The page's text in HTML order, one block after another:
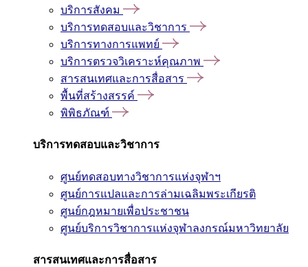
บริการสังคม
บริการทดสอบและวิชาการ
บริการทางการแพทย์
บริการตรวจวิเคราะห์คุณภาพ
สารสนเทศและการสื่อสาร
พื้นที่สร้างสรรค์
พิพิธภัณฑ์
บริการทดสอบและวิชาการ
ศูนย์ทดสอบทางวิชาการแห่งจุฬาฯ
ศูนย์การแปลและการล่ามเฉลิมพระเกียรติ
ศูนย์กฎหมายเพื่อประชาชน
ศูนย์บริการวิชาการแห่งจุฬาลงกรณ์มหาวิทยาลัย
สารสนเทศและการสื่อสาร